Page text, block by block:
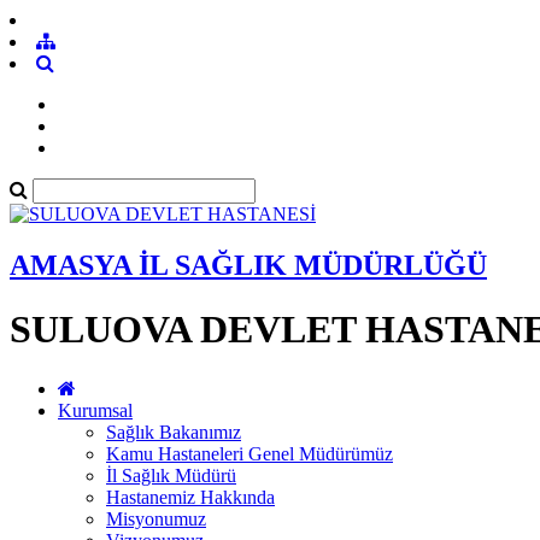
AMASYA İL SAĞLIK MÜDÜRLÜĞÜ
SULUOVA DEVLET
Kurumsal
Sağlık Bakanımız
Kamu Hastaneleri Genel Müdürümüz
İl Sağlık Müdürü
Hastanemiz Hakkında
Misyonumuz